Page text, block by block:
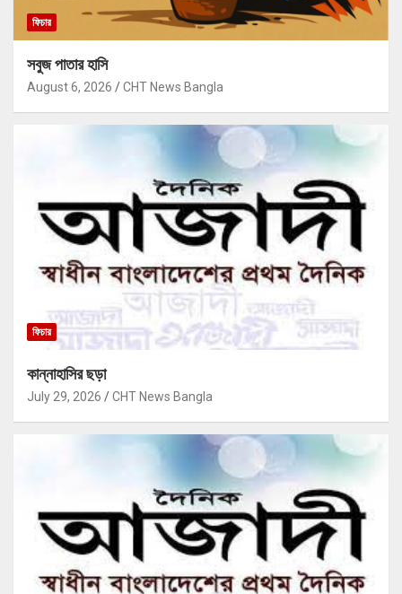
ফিচার
সবুজ পাতার হাসি
August 6, 2026 CHT News Bangla
ফিচার
কান্নাহাসির ছড়া
July 29, 2026 CHT News Bangla